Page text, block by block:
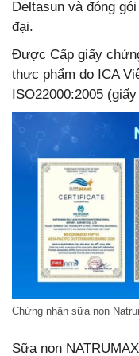
Deltasun và đóng
đại.
Được Cấp giấy
thực phẩm do ICA
ISO22000:2005
Chứng nhận sữa non
Sữa non